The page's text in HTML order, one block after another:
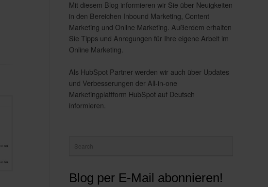
Mit diesem Blog informieren wir Sie über Neuigkeiten
in den Bereichen Inbound Marketing, Content
Marketing und Online Marketing. Außerdem erhalten
Sie Tipps und Anregungen für Ihre eigene Arbeit im
Online Marketing.
Als HubSpot Partner werden wir auch über Updates
und Verbesserungen der All-in-one
Marketingplattform HubSpot auf Deutsch
informieren.
Blog per E-Mail abonnieren!